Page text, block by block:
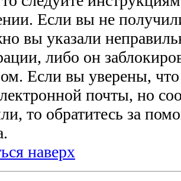
Если вы не
вы указали
либо он
Если вы уверены,
почты, но
то обратитесь за
наверх